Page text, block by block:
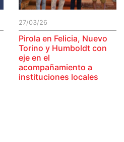
27/03/26
Pirola en Felicia, Nuevo
Torino y Humboldt con
eje en el
acompañamiento a
instituciones locales